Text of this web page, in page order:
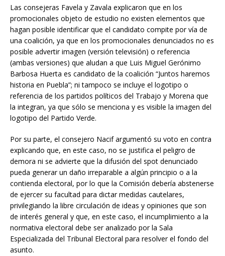
Las consejeras Favela y Zavala explicaron que en los
promocionales objeto de estudio no existen elementos que
hagan posible identificar que el candidato compite por vía de
una coalición, ya que en los promocionales denunciados no es
posible advertir imagen (versión televisión) o referencia
(ambas versiones) que aludan a que Luis Miguel Gerónimo
Barbosa Huerta es candidato de la coalición “Juntos haremos
historia en Puebla”; ni tampoco se incluye el logotipo o
referencia de los partidos políticos del Trabajo y Morena que
la integran, ya que sólo se menciona y es visible la imagen del
logotipo del Partido Verde.
Por su parte, el consejero Nacif argumentó su voto en contra
explicando que, en este caso, no se justifica el peligro de
demora ni se advierte que la difusión del spot denunciado
pueda generar un daño irreparable a algún principio o a la
contienda electoral, por lo que la Comisión debería abstenerse
de ejercer su facultad para dictar medidas cautelares,
privilegiando la libre circulación de ideas y opiniones que son
de interés general y que, en este caso, el incumplimiento a la
normativa electoral debe ser analizado por la Sala
Especializada del Tribunal Electoral para resolver el fondo del
asunto.